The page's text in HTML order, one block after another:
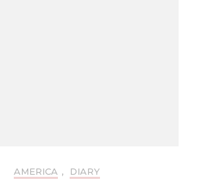
AMERICA , DIARY